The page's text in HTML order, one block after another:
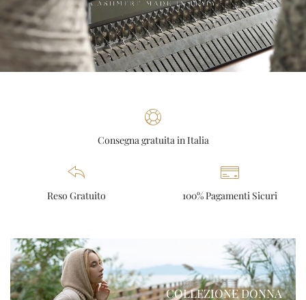
Consegna gratuita in Italia
Reso Gratuito 100% Pagamenti Sicuri
COLLEZIONE DONNA